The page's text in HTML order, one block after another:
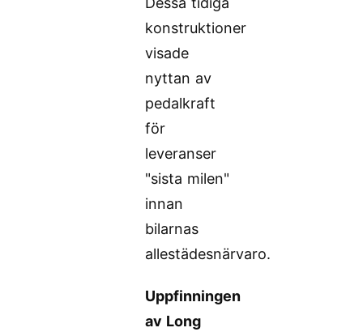
konstruktioner
visade
nyttan av
pedalkraft
för
leveranser
"sista milen"
innan
bilarnas
allestädesnärvaro.
Uppfinningen
av Long